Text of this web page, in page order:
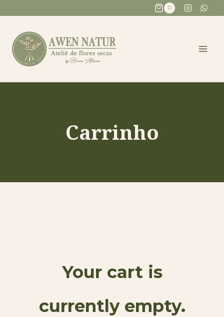
0
Carrinho
Your cart is
currently empty.